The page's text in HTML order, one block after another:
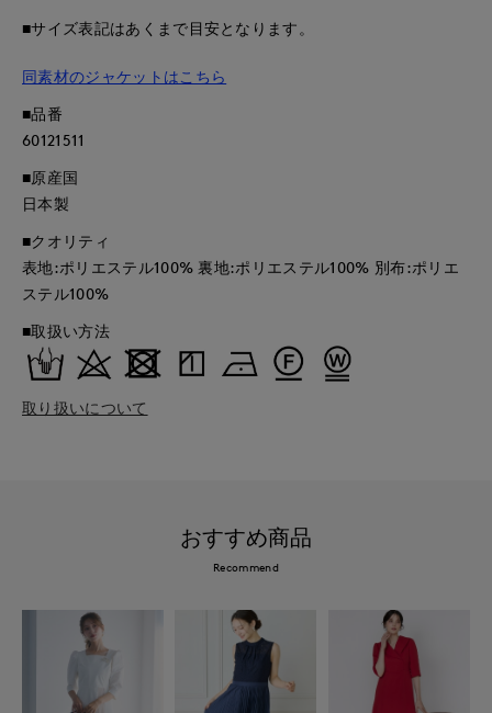
■サイズ表記はあくまで目安となります。
同素材のジャケットはこちら
■品番
60121511
■原産国
日本製
■クオリティ
表地:ポリエステル100% 裏地:ポリエステル100% 別布:ポリエ
ステル100%
■取扱い方法
取り扱いについて
おすすめ商品
Recommend